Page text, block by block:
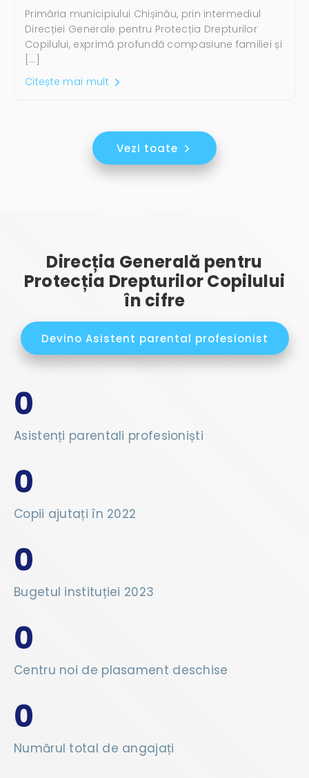
Primăria municipiului Chișinău, prin intermediul
Direcției Generale pentru Protecția Drepturilor
Copilului, exprimă profundă compasiune familiei și
[…]
Citește mai mult
Vezi toate
Direcția Generală pentru
Protecția Drepturilor Copilului
în cifre
Devino Asistent parental profesionist
0
Asistenți parentali profesioniști
0
Copii ajutați în 2022
0
Bugetul instituției 2023
0
Centru noi de plasament deschise
0
Numărul total de angajați